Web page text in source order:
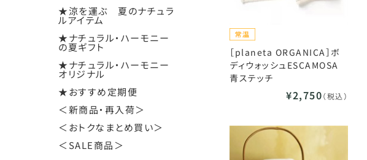
★涼を運ぶ 夏のナチュラ
ルアイテム
★ナチュラル・ハーモニー
の夏ギフト
★ナチュラル・ハーモニー
オリジナル
★おすすめ定期便
＜新商品・再入荷＞
＜おトクなまとめ買い＞
＜SALE商品＞
［planeta ORGANICA］ボ
ディウォッシュESCAMOSA
青ステッチ
¥2,750（税込）